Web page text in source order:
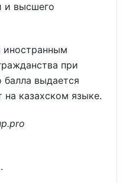
и высшего
иностранным
при
балла выдается
на казахском языке.